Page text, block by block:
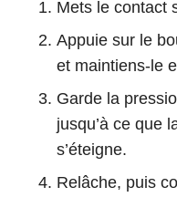
Mets le contact
Appuie sur le
et maintiens-le
Garde la
jusqu’à ce que
s’éteigne.
Relâche, puis